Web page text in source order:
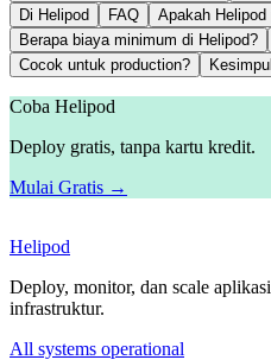
Di Helipod FAQ
Apakah
Berapa biaya minimum di Helipod?
Cocok untuk production?
Coba Helipod
Deploy gratis, tanpa kartu kredit.
Mulai Gratis →
Helipod
Deploy, monitor, dan scale
infrastruktur.
All systems operational